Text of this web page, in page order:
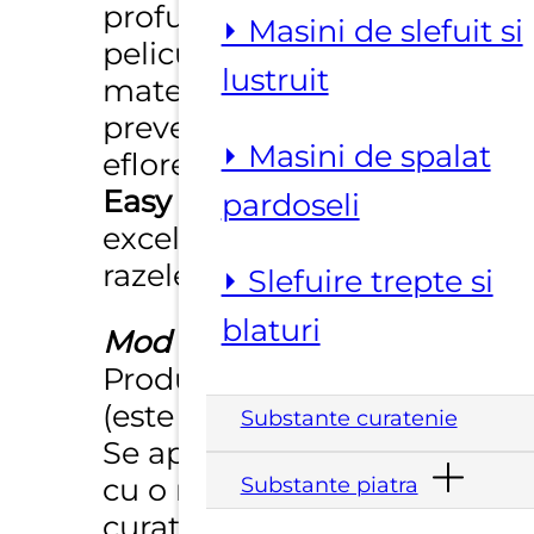
⏵ Masini de slefuit si
lustruit
⏵ Masini de spalat
pardoseli
⏵ Slefuire trepte si
blaturi
Substante curatenie
Substante piatra
profunzime fara a forma
pelicula, lasand
materialul sa respire si
prevenind formarea de
eflorescente si mucegai.
Easy Blackare o
excelenta rezistenta la
razele UV.
Mod de folosire:
Produsul nu se dilueaza
(este gata de utilizare).
Se aplica cu pensula sau
cu o rola pe o suprafata
curata, uscata si fara praf.